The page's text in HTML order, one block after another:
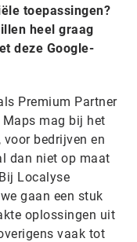
toepassingen?
heel graag
deze Google-
Premium Partner
Maps mag bij het
bedrijven en
dan niet op maat
Localyse
gaan een stuk
oplossingen uit
vaak tot